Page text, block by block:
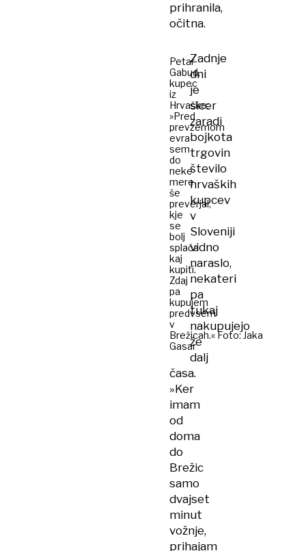
prihranila,
očitna.
Petar
Gabud,
kupec
iz
Hrvaške:
»Pred
prevzemom
evra
sem
do
neke
mere
še
preverjal,
kje
se
bolj
splača
kaj
kupiti.
Zdaj
pa
kupujem
predvsem
v
Brežicah.« Foto: Jaka
Gasar
Zadnje
dni
je
sicer
zaradi
bojkota
trgovin
število
hrvaških
kupcev
v
Sloveniji
vidno
naraslo,
nekateri
pa
tukaj
nakupujejo
že
dalj
časa.
»Ker
imam
od
doma
do
Brežic
samo
dvajset
minut
vožnje,
prihajam